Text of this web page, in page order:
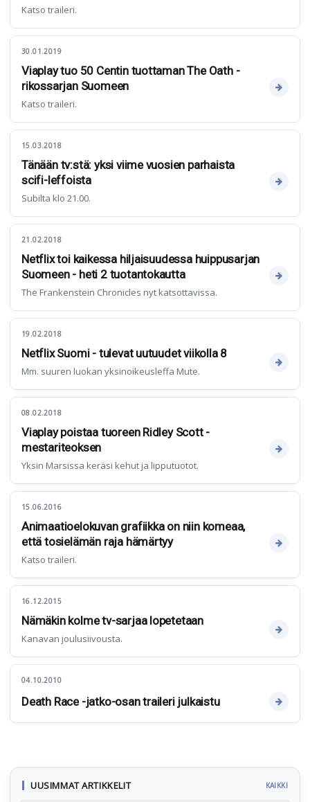
Katso traileri.
30.01.2019
Viaplay tuo 50 Centin tuottaman The Oath -
rikossarjan Suomeen
Katso traileri.
15.03.2018
Tänään tv:stä: yksi viime vuosien parhaista
scifi-leffoista
Subilta klo 21.00.
21.02.2018
Netflix toi kaikessa hiljaisuudessa huippusarjan
Suomeen - heti 2 tuotantokautta
The Frankenstein Chronicles nyt katsottavissa.
19.02.2018
Netflix Suomi - tulevat uutuudet viikolla 8
Mm. suuren luokan yksinoikeusleffa Mute.
08.02.2018
Viaplay poistaa tuoreen Ridley Scott -
mestariteoksen
Yksin Marsissa keräsi kehut ja lipputuotot.
15.06.2016
Animaatioelokuvan grafiikka on niin komeaa,
että tosielämän raja hämärtyy
Katso traileri.
16.12.2015
Nämäkin kolme tv-sarjaa lopetetaan
Kanavan joulusiivousta.
04.10.2010
Death Race -jatko-osan traileri julkaistu
UUSIMMAT ARTIKKELIT KAIKKI